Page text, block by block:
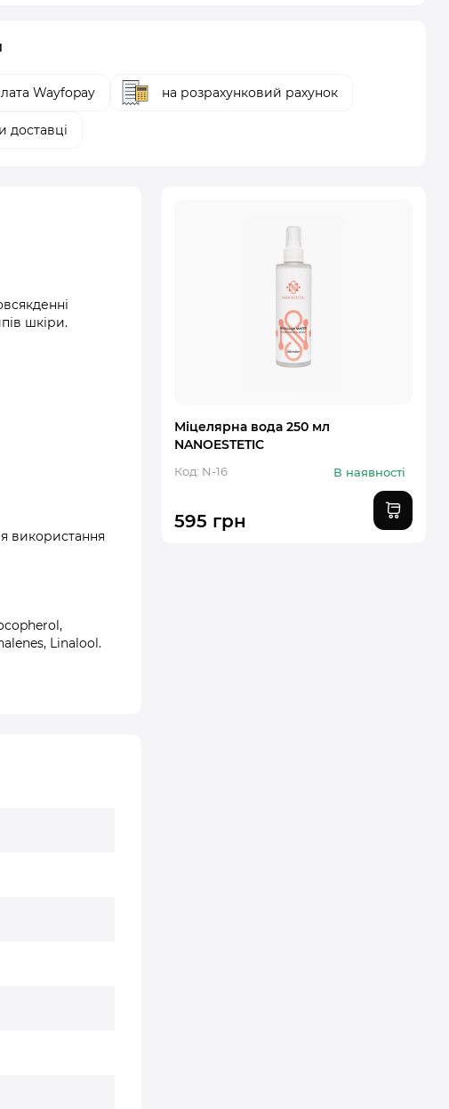
Wayfopay на розрахунковий рахунок
доставці
шкіри.
використання
Linalool.
Міцелярна вода 250 мл
NANOESTETIC
Код: N-16 В наявності
595 грн